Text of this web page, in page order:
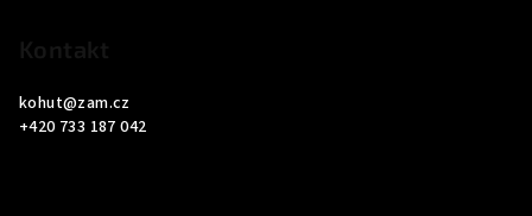
kohut@zam.cz
+420 733 187 042